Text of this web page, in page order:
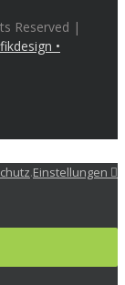
Reserved |
•
.Einstellungen